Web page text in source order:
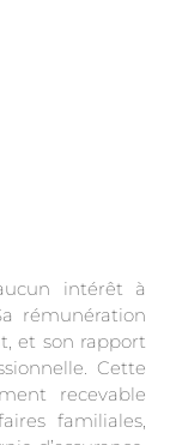
intérêt à
rémunération
et son rapport
Cette
recevable
familiales,